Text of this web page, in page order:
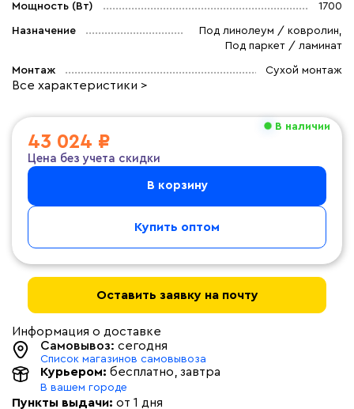
Мощность (Вт) 1700
Назначение
Под линолеум / ковролин,
Под паркет / ламинат
Монтаж Сухой монтаж
Все характеристики >
В наличии
43 024 ₽
Цена без учета скидки
В корзину
Купить оптом
Оставить заявку на почту
Информация о доставке
Самовывоз: сегодня
Список магазинов самовывоза
Курьером: бесплатно , завтра
В вашем городе
Пункты выдачи: от 1 дня